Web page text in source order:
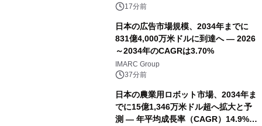
17分前
日本の広告市場規模、2034年までに
831億4,000万米ドルに到達へ ― 2026
～2034年のCAGRは3.70%
IMARC Group
37分前
日本の農業用ロボット市場、2034年ま
でに15億1,346万米ドル超へ拡大と予
測 ― 年平均成長率（CAGR）14.9%を